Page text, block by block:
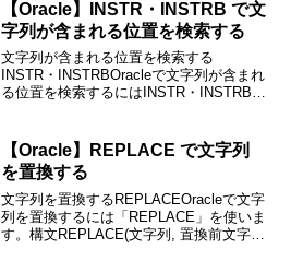
数うめますRPAD(文字列,桁数,うめる...
【Oracle】INSTR・INSTRB で文
字列が含まれる位置を検索する
文字列が含まれる位置を検索する
INSTR・INSTRBOracleで文字列が含まれ
る位置を検索するにはINSTR・INSTRBを
字目にあるか検索します。IN...
【Oracle】REPLACE で文字列
を置換する
文字列を置換するREPLACEOracleで文字
列を置換するには「REPLACE」を使いま
す。構文REPLACE(文字列, 置換前文字